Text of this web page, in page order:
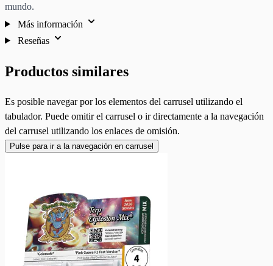
mundo.
Más información
Reseñas
Productos similares
Es posible navegar por los elementos del carrusel utilizando el
tabulador. Puede omitir el carrusel o ir directamente a la navegación
del carrusel utilizando los enlaces de omisión.
Pulse para ir a la navegación en carrusel